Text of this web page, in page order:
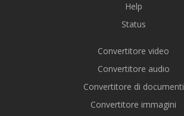
Help
Status
Convertitore video
Convertitore audio
Convertitore di documenti
Convertitore immagini